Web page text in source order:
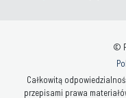
©
Całkowitą
przepisami prawa